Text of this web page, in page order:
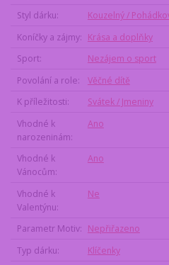
Styl dárku
Kouzelný /
Koníčky a zájmy
Krása a doplňky
Sport
Nezájem o sport
Povolání a role
Věčné dítě
K příležitosti
Svátek / Jmeniny
Vhodné k
narozeninám
Ano
Vhodné k
Vánocům
Ano
Vhodné k
Valentýnu
Ne
Parametr Motiv
Nepřiřazeno
Typ dárku
Klíčenky